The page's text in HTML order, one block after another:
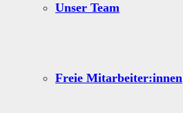
Unser Team
Freie Mitarbeiter:innen